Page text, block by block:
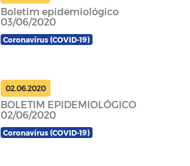
Boletim epidemiológico
03/06/2020
Coronavírus (COVID-19)
02.06.2020
BOLETIM EPIDEMIOLÓGICO
02/06/2020
Coronavírus (COVID-19)